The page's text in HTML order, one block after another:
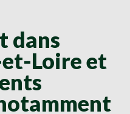
dans
Loire et